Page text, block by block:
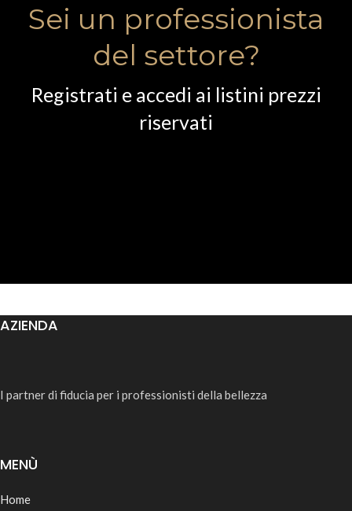
Sei un professionista
del settore?
Registrati e accedi ai listini prezzi
riservati
AZIENDA
I partner di fiducia per i professionisti della bellezza
MENÙ
Home